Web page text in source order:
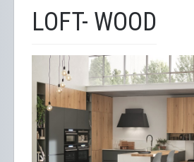
LOFT- WOOD